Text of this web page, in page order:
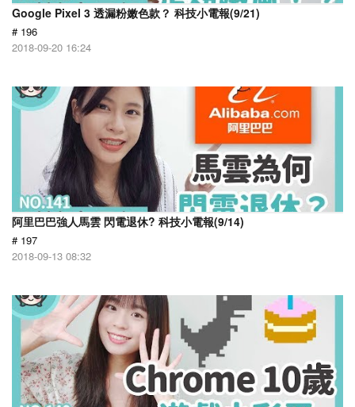
Google Pixel 3 透漏粉嫩色款？ 科技小電報(9/21)
# 196
2018-09-20 16:24
阿里巴巴強人馬雲 閃電退休? 科技小電報(9/14)
# 197
2018-09-13 08:32